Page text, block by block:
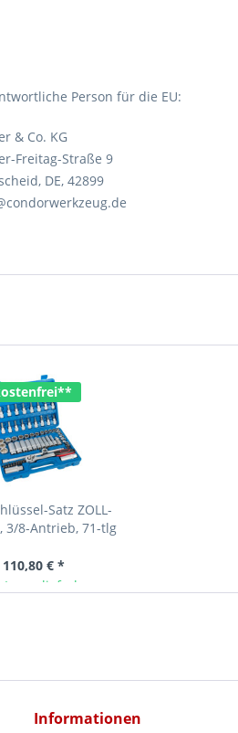
Person für die EU:
& Co. KG
Freitag-Straße 9
DE, 42899
Satz ZOLL-
3/8-Antrieb, 71-tlg
110,80 € *
Lager lieferbar
Informationen